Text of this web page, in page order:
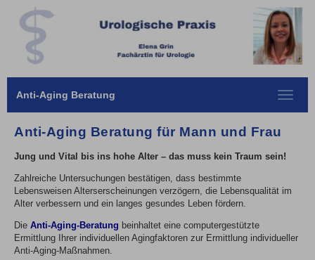
Anti-Aging Beratung
Toggle
Anti-Aging Beratung für Mann und Frau
Jung und Vital bis ins hohe Alter – das muss kein Traum sein!
Zahlreiche Untersuchungen bestätigen, dass bestimmte
Lebensweisen Alterserscheinungen verzögern, die Lebensqualität im
Alter verbessern und ein langes gesundes Leben fördern.
Die Anti-Aging-Beratung beinhaltet eine computergestützte
Ermittlung Ihrer individuellen Agingfaktoren zur Ermittlung individueller
Anti-Aging-Maßnahmen.